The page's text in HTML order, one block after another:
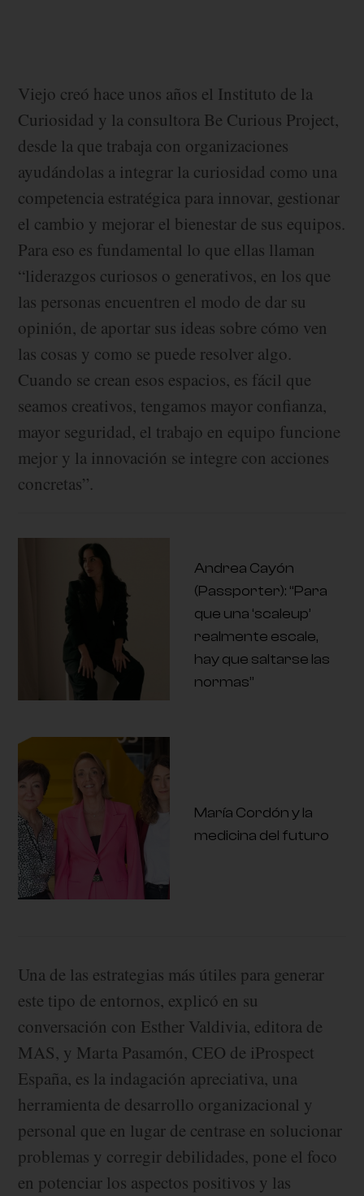
Viejo creó hace unos años el Instituto de la
Curiosidad y la consultora Be Curious Project,
desde la que trabaja con organizaciones
ayudándolas a integrar la curiosidad como una
competencia estratégica para innovar, gestionar
el cambio y mejorar el bienestar de sus equipos.
Para eso es fundamental lo que ellas llaman
“liderazgos curiosos o generativos, en los que
las personas encuentren el modo de dar su
opinión, de aportar sus ideas sobre cómo ven
las cosas y como se puede resolver algo.
Cuando se crean esos espacios, es fácil que
seamos creativos, tengamos mayor confianza,
mayor seguridad, el trabajo en equipo funcione
mejor y la innovación se integre con acciones
concretas”.
Andrea Cayón
(Passporter): “Para
que una ‘scaleup’
realmente escale,
hay que saltarse las
normas”
María Cordón y la
medicina del futuro
Una de las estrategias más útiles para generar
este tipo de entornos, explicó en su
conversación con Esther Valdivia, editora de
MAS, y Marta Pasamón, CEO de iProspect
España, es la indagación apreciativa, una
herramienta de desarrollo organizacional y
personal que en lugar de centrase en solucionar
problemas y corregir debilidades, pone el foco
en potenciar los aspectos positivos y las